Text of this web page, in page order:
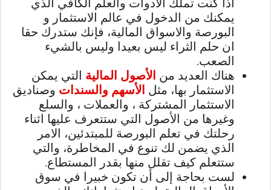
اذا كنت تملك الأدوات والعلم الكافي الذي
يمكنك من الدخول في عالم الاستثمار و
البورصة والاسواق المالية، فإنك ستدرك حقا
ان حلم الثراء ليس بعيدا وليس بالشيء
الصعب.
هناك العديد من الأصول المالية التي يمكن
الاستثمار بها، مثل الأسهم والسندات وصناديق
الاستثمار المشتركة ، والعملات ، والسلع
وغيرها من الأصول التي ستتعرف عليها اثناء
رحلتك في تعلم البورصة للمبتدئين، الامر
الذي يضمن لك تنوع في المخاطرة، والتي
ستتعلم كيف تقلل منها بقدر المستطاع.
لست بحاجة إلى أن تكون خبيرا في سوق